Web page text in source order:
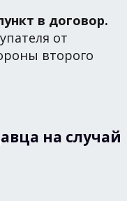
в договор.
от
второго
на случай